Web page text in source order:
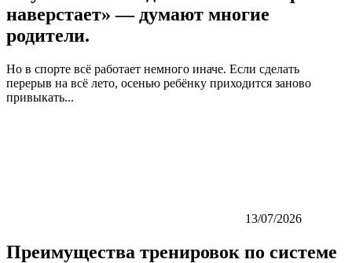
наверстает» — думают многие
родители.
Но в спорте всё работает немного иначе. Если сделать
перерыв на всё лето, осенью ребёнку приходится заново
привыкать...
13/07/2026
Преимущества тренировок по системе